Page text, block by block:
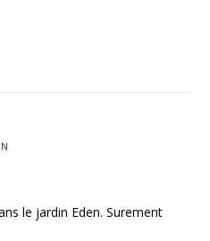
le jardin Eden. Surement